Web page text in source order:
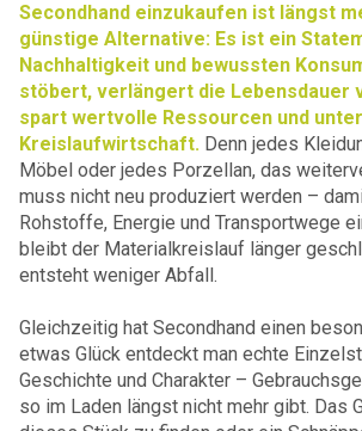
Secondhand einzukaufen ist längst
günstige Alternative: Es ist ein
Nachhaltigkeit und bewussten
stöbert, verlängert die Lebensdauer
spart wertvolle Ressourcen und
Kreislaufwirtschaft. Denn jedes
Möbel oder jedes Porzellan, das
muss nicht neu produziert werden –
Rohstoffe, Energie und Transportwege
bleibt der Materialkreislauf länger
entsteht weniger Abfall.
Gleichzeitig hat Secondhand einen
etwas Glück entdeckt man echte
Geschichte und Charakter –
so im Laden längst nicht mehr gibt. Das